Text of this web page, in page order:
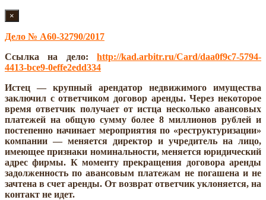
×
Дело № А60-32790/2017
Ссылка на дело:
http://kad.arbitr.ru/Card/daa0f9c7-5794-
4413-bce9-0effe2edd334
Истец — крупный арендатор недвижимого имущества
заключил с ответчиком договор аренды. Через некоторое
время ответчик получает от истца несколько авансовых
платежей на общую сумму более 8 миллионов рублей и
постепенно начинает мероприятия по «реструктуризации»
компании — меняется директор и учредитель на лицо,
имеющее признаки номинальности, меняется юридический
адрес фирмы. К моменту прекращения договора аренды
задолженность по авансовым платежам не погашена и не
зачтена в счет аренды. От возврат ответчик уклоняется, на
контакт не идет.